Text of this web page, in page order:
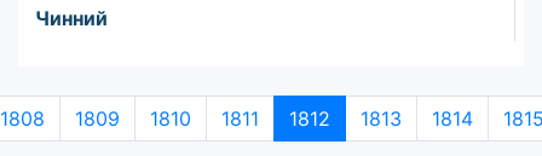
Чинний
1808 1809 1810 1811 1812 1813 1814